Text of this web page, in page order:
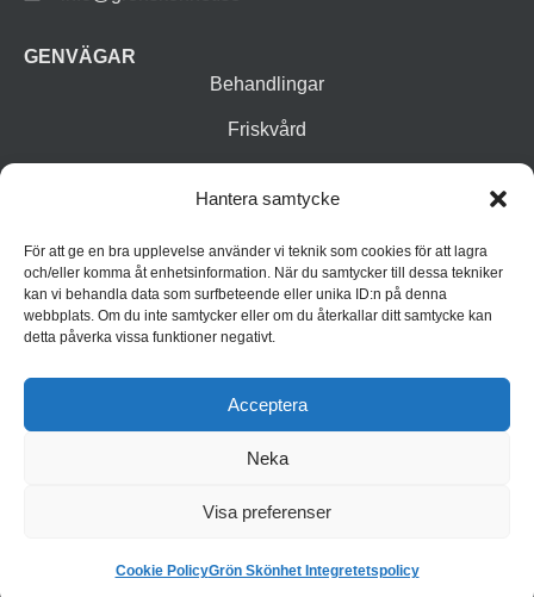
Hantera samtycke
För att ge en bra upplevelse använder vi teknik som cookies för att lagra
och/eller komma åt enhetsinformation. När du samtycker till dessa tekniker
kan vi behandla data som surfbeteende eller unika ID:n på denna
webbplats. Om du inte samtycker eller om du återkallar ditt samtycke kan
detta påverka vissa funktioner negativt.
Acceptera
Neka
Visa preferenser
Cookie PolicyGrön Skönhet Integretetspolicy
GENVÄGAR
Behandlingar
Friskvård
Inspiration
Integritetspolicy